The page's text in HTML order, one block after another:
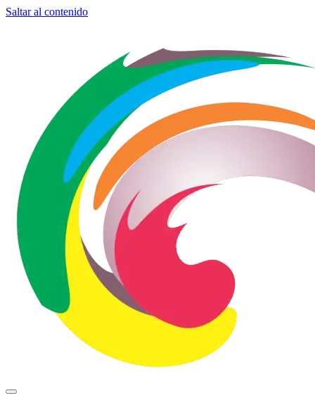
Saltar al contenido